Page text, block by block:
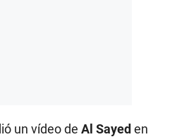
un vídeo de Al Sayeden